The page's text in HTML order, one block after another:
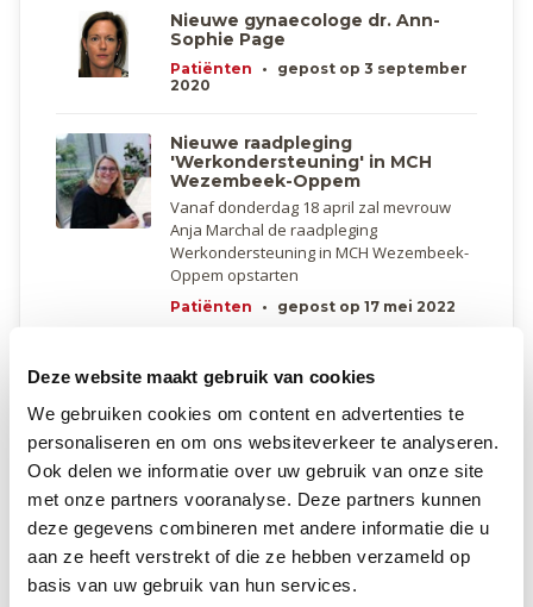
Deze website maakt gebruik van cookies
We gebruiken cookies om content en advertenties te
personaliseren en om ons websiteverkeer te analyseren.
Ook delen we informatie over uw gebruik van onze site
met onze partners vooranalyse. Deze partners kunnen
deze gegevens combineren met andere informatie die u
aan ze heeft verstrekt of die ze hebben verzameld op
basis van uw gebruik van hun services.
Nieuwe gynaecologe dr. Ann-
Sophie Page
Patiënten •
gepost op 3 september
2020
Nieuwe raadpleging
'Werkondersteuning' in MCH
Wezembeek-Oppem​
Vanaf donderdag 18 april zal mevrouw
Anja Marchal de raadpleging
Werkondersteuning in MCH Wezembeek-
Oppem opstarten
Patiënten • gepost op 17 mei 2022
in MCH Wezembeek-Oppem
Bij de start van de maand april mogen we
twee nieuwe artsen-specialisten
verwelkomen! Samen gaan ze de zorg
voor onze urologische patiënten verder
uitbouwen.
Patiënten • gepost op 5 april 2024
Meer patiënten nieuws